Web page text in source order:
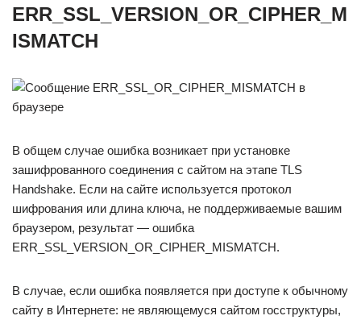
ERR_SSL_VERSION_OR_CIPHER_M
ISMATCH
В общем случае ошибка возникает при установке
зашифрованного соединения с сайтом на этапе TLS
Handshake. Если на сайте используется протокол
шифрования или длина ключа, не поддерживаемые вашим
браузером, результат — ошибка
ERR_SSL_VERSION_OR_CIPHER_MISMATCH.
В случае, если ошибка появляется при доступе к обычному
сайту в Интернете: не являющемуся сайтом госструктуры,